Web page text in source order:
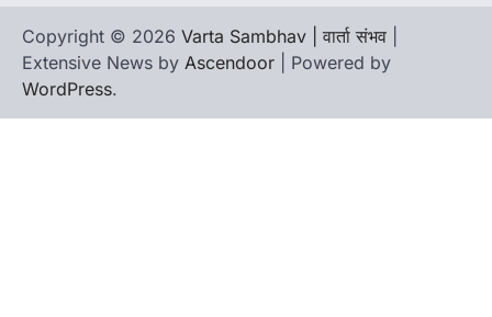
Copyright © 2026 Varta Sambhav | वार्ता संभव
Extensive News by Ascendoor | Powered by
WordPress.